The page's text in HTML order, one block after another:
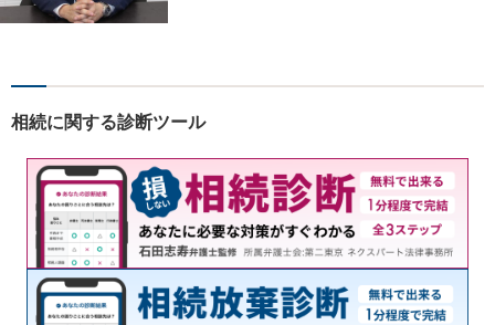
績】地域有数の法人破産、個
産を残す債務整理を実現【松
戸駅徒歩２分】
相続に関する診断ツール